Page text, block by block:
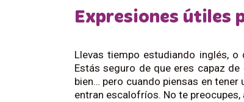
Expresiones útiles
Llevas tiempo estudiando inglés,
Estás seguro de que eres capaz
bien… pero cuando piensas en tener
entran escalofríos. No te preocupes,